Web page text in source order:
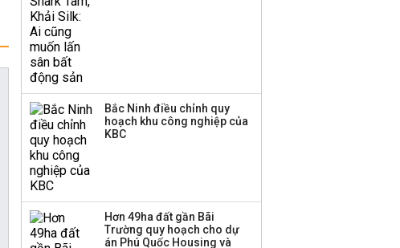
Bắc Ninh điều chỉnh quy
hoạch khu công nghiệp của
KBC
Hơn 49ha đất gần Bãi
Trường quy hoạch cho dự
án Phú Quốc Housing và